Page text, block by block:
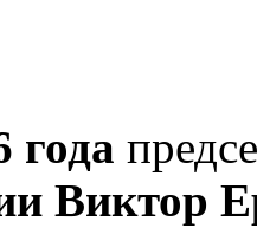
года
Виктор